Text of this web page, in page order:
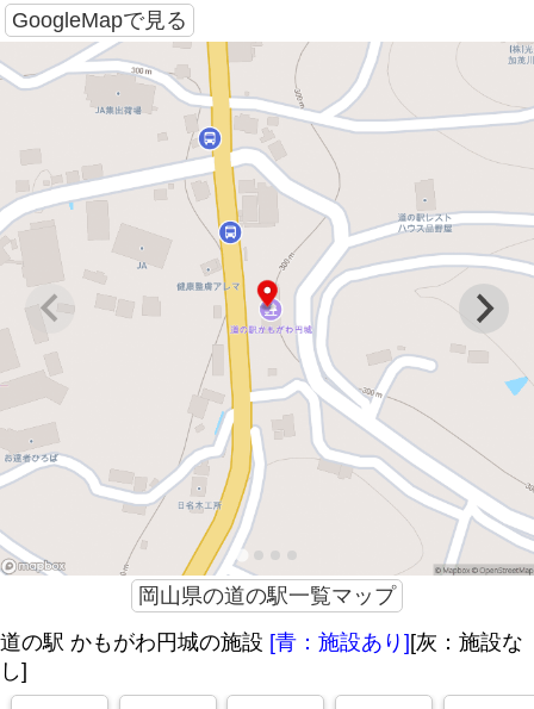
GoogleMapで見る
岡山県の道の駅一覧マップ
道の駅 かもがわ円城の施設 [青：施設あり][灰：施設な
し]